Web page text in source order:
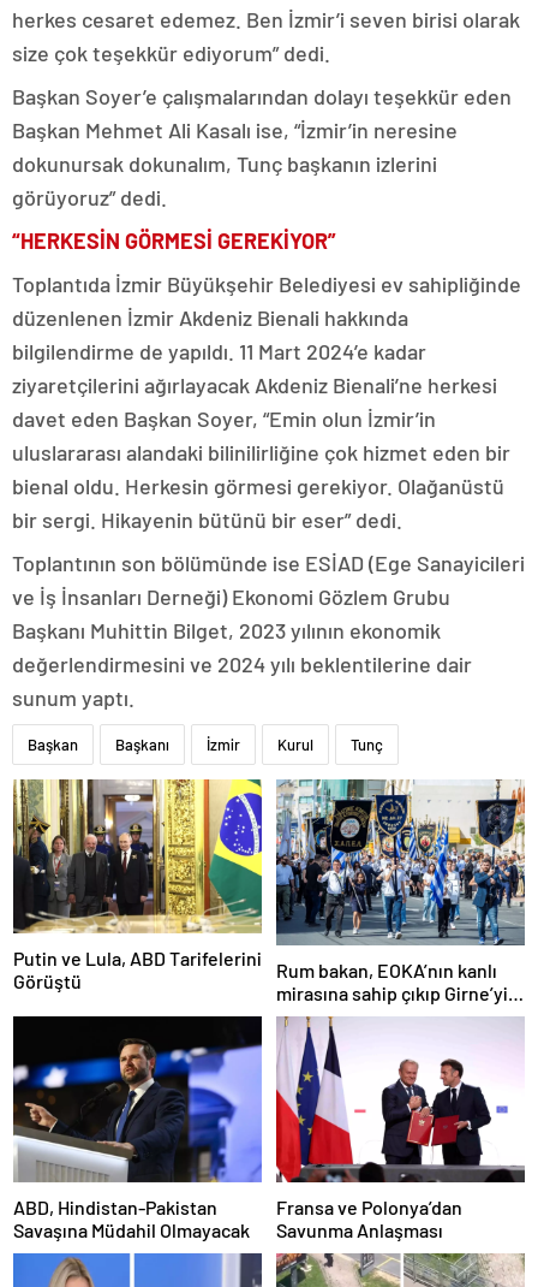
herkes cesaret edemez. Ben İzmir’i seven birisi olarak
size çok teşekkür ediyorum” dedi.
Başkan Soyer’e çalışmalarından dolayı teşekkür eden
Başkan Mehmet Ali Kasalı ise, “İzmir’in neresine
dokunursak dokunalım, Tunç başkanın izlerini
görüyoruz” dedi.
“HERKESİN GÖRMESİ GEREKİYOR”
Toplantıda İzmir Büyükşehir Belediyesi ev sahipliğinde
düzenlenen İzmir Akdeniz Bienali hakkında
bilgilendirme de yapıldı. 11 Mart 2024’e kadar
ziyaretçilerini ağırlayacak Akdeniz Bienali’ne herkesi
davet eden Başkan Soyer, “Emin olun İzmir’in
uluslararası alandaki bilinilirliğine çok hizmet eden bir
bienal oldu. Herkesin görmesi gerekiyor. Olağanüstü
bir sergi. Hikayenin bütünü bir eser” dedi.
Toplantının son bölümünde ise ESİAD (Ege Sanayicileri
ve İş İnsanları Derneği) Ekonomi Gözlem Grubu
Başkanı Muhittin Bilget, 2023 yılının ekonomik
değerlendirmesini ve 2024 yılı beklentilerine dair
sunum yaptı.
Başkan Başkanı İzmir Kurul Tunç
Putin ve Lula, ABD Tarifelerini
Görüştü
Rum bakan, EOKA’nın kanlı
mirasına sahip çıkıp Girne’yi
hedef gösterdi
ABD, Hindistan-Pakistan
Savaşına Müdahil Olmayacak
Fransa ve Polonya’dan
Savunma Anlaşması